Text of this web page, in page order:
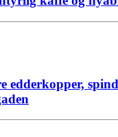
edderkopper,